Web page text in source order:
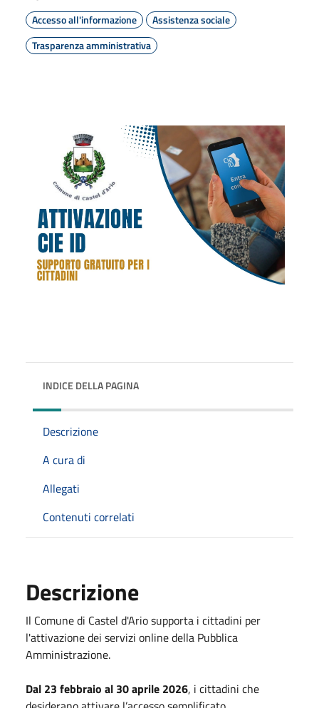
Accesso all'informazione
Assistenza sociale
Trasparenza amministrativa
INDICE DELLA PAGINA
Descrizione
A cura di
Allegati
Contenuti correlati
Descrizione
Il Comune di Castel d'Ario supporta i cittadini per
l'attivazione dei servizi online della Pubblica
Amministrazione.
Dal 23 febbraio al 30 aprile 2026, i cittadini che